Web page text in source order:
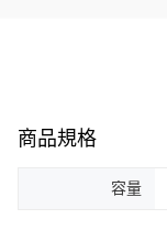
商品規格
容量